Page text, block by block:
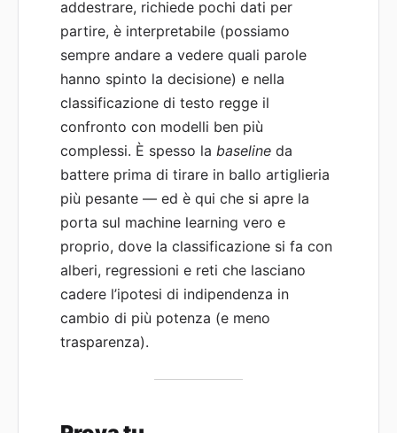
addestrare, richiede pochi dati per
partire, è interpretabile (possiamo
sempre andare a vedere quali parole
hanno spinto la decisione) e nella
classificazione di testo regge il
confronto con modelli ben più
complessi. È spesso la baseline da
battere prima di tirare in ballo artiglieria
più pesante — ed è qui che si apre la
porta sul machine learning vero e
proprio, dove la classificazione si fa con
alberi, regressioni e reti che lasciano
cadere l’ipotesi di indipendenza in
cambio di più potenza (e meno
trasparenza).